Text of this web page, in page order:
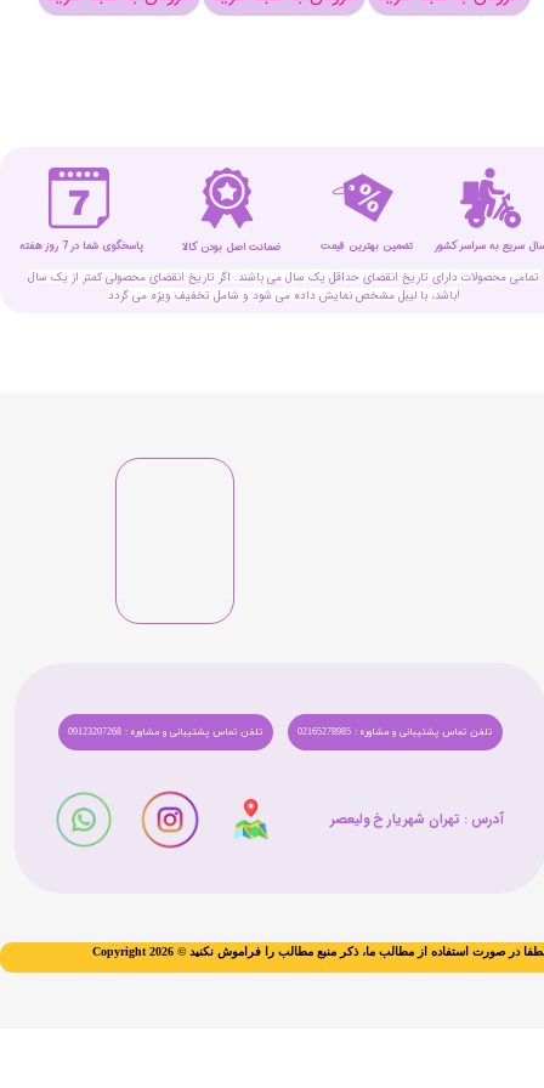
تمامی محصولات دارای تاریخ انقضای حداقل یک سال می باشند. اگر تاریخ انقضای محصولی کمتر از یک سال
باشد، با لیبل مشخص نمایش داده می شود و شامل تخفیف ویژه می گردد!
ضمانت اصل بودن کالا تضمین بهترین قیمت پاسخگوی شما در 7 روز هفته سریع به سراسر کشور
تلفن تماس پشتیبانی و مشاوره : 09123207268 تلفن تماس پشتیبانی و مشاوره : 02165278985
آدرس : تهران شهریار خ ولیعصر​​​​​​​